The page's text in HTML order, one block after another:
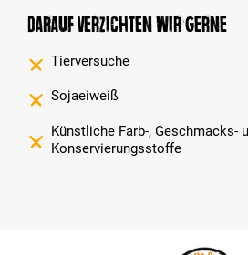
Darauf verzichten wir gerne
Tierversuche
Sojaeiweiß
Künstliche Farb-, Geschmacks-
Konservierungsstoffe